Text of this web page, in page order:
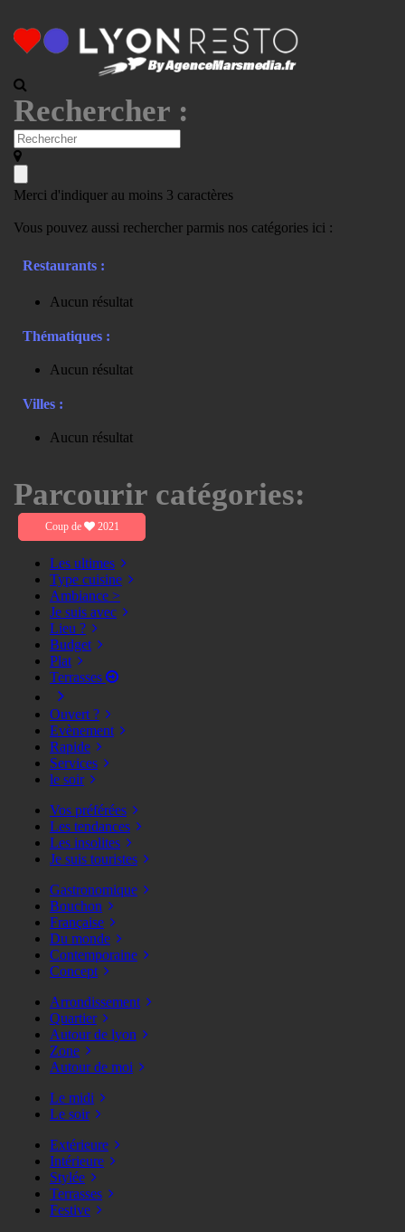
Rechercher :
Merci d'indiquer au moins 3 caractères
Vous pouvez aussi rechercher parmis nos catégories ici :
Restaurants :
Aucun résultat
Thématiques :
Aucun résultat
Villes :
Aucun résultat
Parcourir catégories:
Coup de 2021
Les ultimes
Type cuisine
Ambiance >
Je suis avec
Lieu ?
Budget
Plat
Terrasses
Ouvert ?
Evènement
Rapide
Services
le soir
Vos préférées
Les tendances
Les insolites
Je suis touristes
Gastronomique
Bouchon
Française
Du monde
Contemporaine
Concept
Arrondissement
Quartier
Autour de lyon
Zone
Autour de moi
Le midi
Le soir
Extérieure
Intérieure
Stylée
Terrasses
Festive